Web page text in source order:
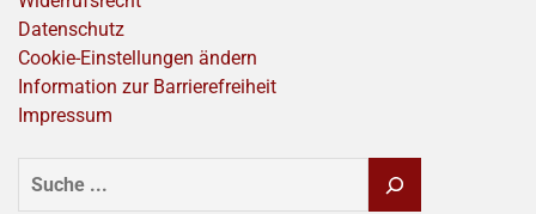
Datenschutz
Cookie-Einstellungen ändern
Information zur Barrierefreiheit
Impressum
SUCHEN